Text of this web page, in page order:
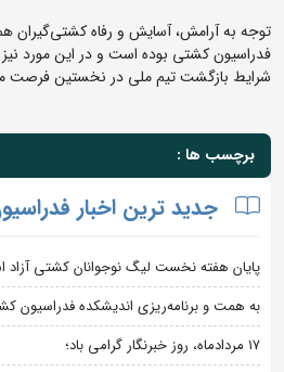
توجه به آرامش، آسایش و رفاه کشتی‌گیران
فدراسیون کشتی بوده است و در این مورد نیز
شرایط بازگشت تیم ملی در نخستین فرصت
برچسب ها :
جدید ترین اخبار
پایان هفته نخست لیگ نوجوانان کشتی آزاد
به همت و برنامه‌ریزی اندیشکده فدراسیون
۱۷ مردادماه، روز خبرنگار گرامی باد؛